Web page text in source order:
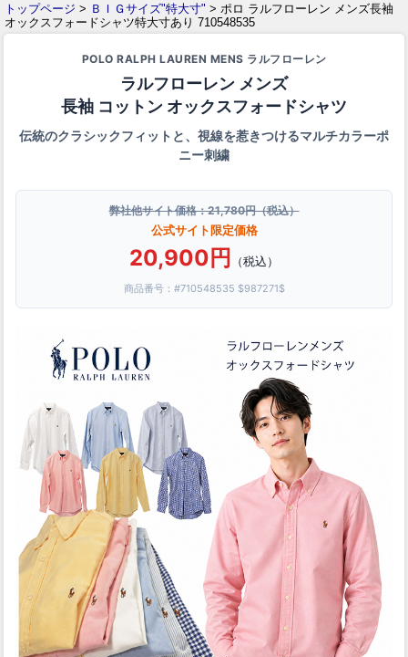
トップページ > ＢＩＧサイズ"特大寸" > ポロ ラルフローレン メンズ長袖
オックスフォードシャツ特大寸あり 710548535
POLO RALPH LAUREN MENS ラルフローレン
ラルフローレン メンズ
長袖 コットン オックスフォードシャツ
伝統のクラシックフィットと、視線を惹きつけるマルチカラーポ
ニー刺繍
弊社他サイト価格：21,780円（税込）
公式サイト限定価格
20,900円 （税込）
商品番号：#710548535 $987271$